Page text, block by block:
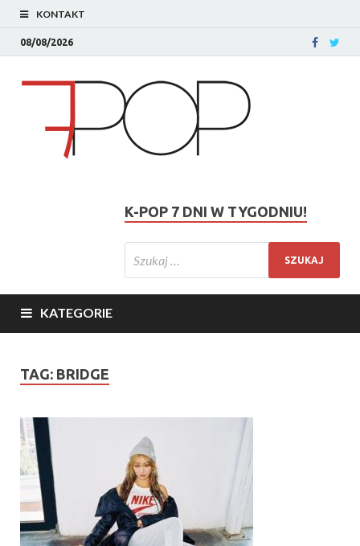
KONTAKT
08/08/2026
K-POP 7 DNI W TYGODNIU!
KATEGORIE
TAG: BRIDGE